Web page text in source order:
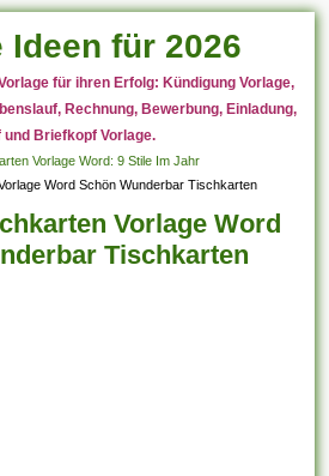
Ideen für 2026
für ihren Erfolg: Kündigung Vorlage,
Rechnung, Bewerbung, Einladung,
und Briefkopf Vorlage.
Vorlage Word: 9 Stile Im Jahr
Word Schön Wunderbar Tischkarten
Vorlage Word
Tischkarten